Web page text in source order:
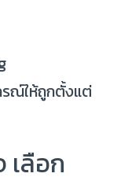
รณ์ให้ถูกตั้งแต่
เลือก